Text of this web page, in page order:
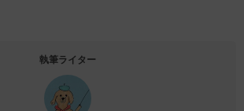
執筆ライター